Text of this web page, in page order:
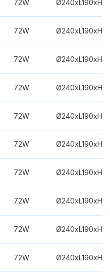
72W
72W
72W
72W
72W
72W
72W
72W
72W
72W